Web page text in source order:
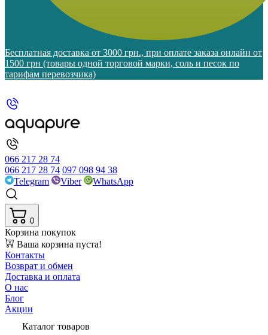
Бесплатная доставка от 3000 грн., при оплате заказа онлайн от
1500 грн (товары одной торговой марки, соль и песок по
тарифам перевозчика)
066 217 28 74
066 217 28 74 097 098 94 38
Telegram
Viber WhatsApp
0
Корзина покупок
Ваша корзина пуста!
Контакты
Возврат и обмен
Доставка и оплата
О нас
Блог
Акции
Каталог товаров